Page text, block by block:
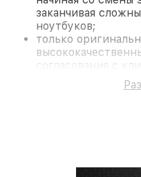
заканчивая
ноутбуков;
только
согласования с
На все работы и
предоставляется